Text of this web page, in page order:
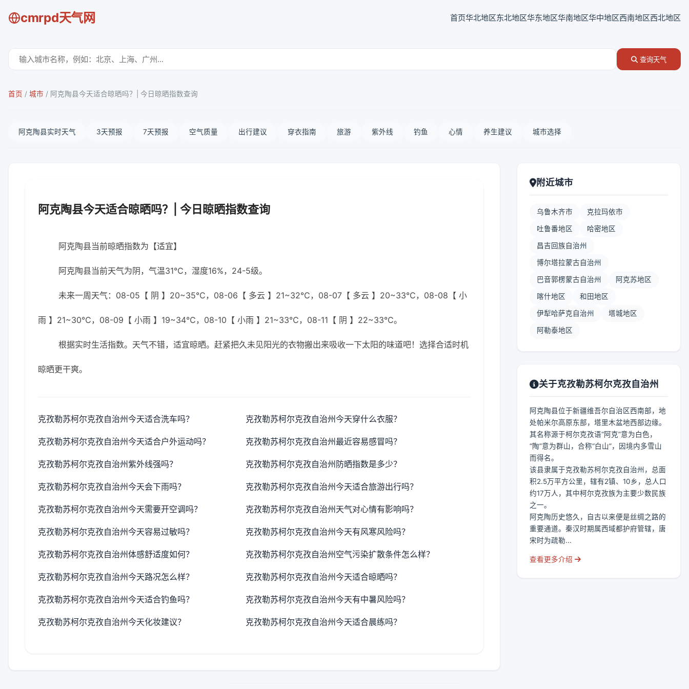
cmrpd天气网 首页华北地区东北地区华东地区华南地区华中地区西南地区西北地区
查询天气
首页 / 城市 / 阿克陶县今天适合晾晒吗？| 今日晾晒指数查询
阿克陶县实时天气 3天预报 7天预报 空气质量 出行建议 穿衣指南 旅游 紫外线 钓鱼 心情 养生建议 城市选择
阿克陶县今天适合晾晒吗？| 今日晾晒指数查询
阿克陶县当前晾晒指数为【适宜】
阿克陶县当前天气为阴，气温31℃，湿度16%，24-5级。
未来一周天气：08-05【 阴 】20~35℃，08-06【 多云 】21~32℃，08-07【 多云 】20~33℃，08-08【 小
雨 】21~30℃，08-09【 小雨 】19~34℃，08-10【 小雨 】21~33℃，08-11【 阴 】22~33℃。
根据实时生活指数。天气不错，适宜晾晒。赶紧把久未见阳光的衣物搬出来吸收一下太阳的味道吧！选择合适时机
晾晒更干爽。
克孜勒苏柯尔克孜自治州今天适合洗车吗？ 克孜勒苏柯尔克孜自治州今天穿什么衣服？
克孜勒苏柯尔克孜自治州今天适合户外运动吗？ 克孜勒苏柯尔克孜自治州最近容易感冒吗？
克孜勒苏柯尔克孜自治州紫外线强吗？ 克孜勒苏柯尔克孜自治州防晒指数是多少？
克孜勒苏柯尔克孜自治州今天会下雨吗？ 克孜勒苏柯尔克孜自治州今天适合旅游出行吗？
克孜勒苏柯尔克孜自治州今天需要开空调吗？ 克孜勒苏柯尔克孜自治州天气对心情有影响吗？
克孜勒苏柯尔克孜自治州今天容易过敏吗？ 克孜勒苏柯尔克孜自治州今天有风寒风险吗？
克孜勒苏柯尔克孜自治州体感舒适度如何？ 克孜勒苏柯尔克孜自治州空气污染扩散条件怎么样？
克孜勒苏柯尔克孜自治州今天路况怎么样？ 克孜勒苏柯尔克孜自治州今天适合晾晒吗？
克孜勒苏柯尔克孜自治州今天适合钓鱼吗？ 克孜勒苏柯尔克孜自治州今天有中暑风险吗？
克孜勒苏柯尔克孜自治州今天化妆建议？ 克孜勒苏柯尔克孜自治州今天适合晨练吗？
附近城市
乌鲁木齐市 克拉玛依市
吐鲁番地区 哈密地区
昌吉回族自治州
博尔塔拉蒙古自治州
巴音郭楞蒙古自治州 阿克苏地区
喀什地区 和田地区
伊犁哈萨克自治州 塔城地区
阿勒泰地区
关于克孜勒苏柯尔克孜自治州
阿克陶县位于新疆维吾尔自治区西南部，地
处帕米尔高原东部，塔里木盆地西部边缘。
其名称源于柯尔克孜语“阿克”意为白色，
“陶”意为群山，合称“白山”，因境内多雪山
而得名。
该县隶属于克孜勒苏柯尔克孜自治州，总面
积2.5万平方公里，辖有2镇、10乡，总人口
约17万人，其中柯尔克孜族为主要少数民族
之一。
阿克陶历史悠久，自古以来便是丝绸之路的
重要通道。秦汉时期属西域都护府管辖，唐
宋时为疏勒...
查看更多介绍